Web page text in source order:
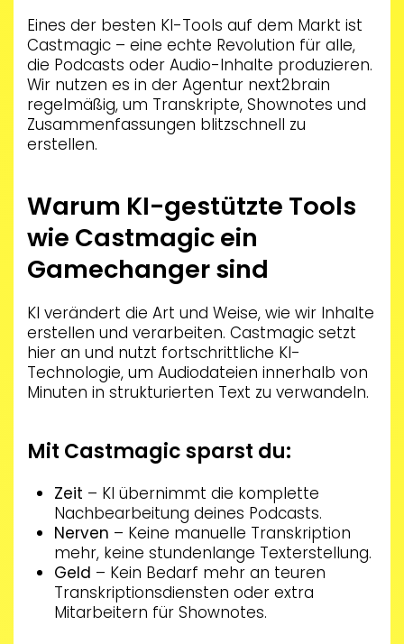
Eines der besten KI-Tools auf dem Markt ist
Castmagic – eine echte Revolution für alle,
die Podcasts oder Audio-Inhalte produzieren.
Wir nutzen es in der Agentur next2brain
regelmäßig, um Transkripte, Shownotes und
Zusammenfassungen blitzschnell zu
erstellen.
Warum KI-gestützte Tools
wie Castmagic ein
Gamechanger sind
KI verändert die Art und Weise, wie wir Inhalte
erstellen und verarbeiten. Castmagic setzt
hier an und nutzt fortschrittliche KI-
Technologie, um Audiodateien innerhalb von
Minuten in strukturierten Text zu verwandeln.
Mit Castmagic sparst du:
Zeit – KI übernimmt die komplette
Nachbearbeitung deines Podcasts.
Nerven – Keine manuelle Transkription
mehr, keine stundenlange Texterstellung.
Geld – Kein Bedarf mehr an teuren
Transkriptionsdiensten oder extra
Mitarbeitern für Shownotes.